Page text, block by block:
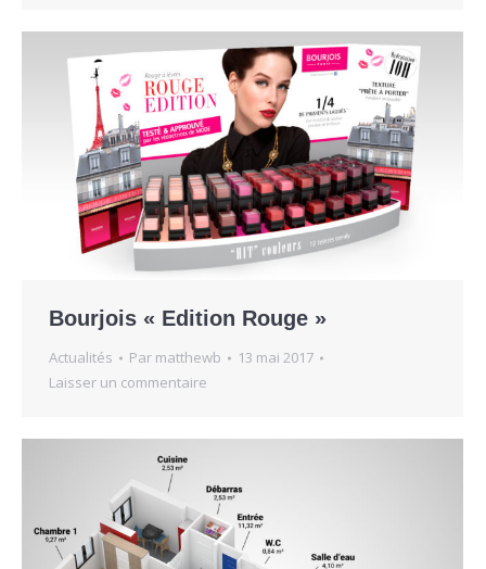
Bourjois « Edition Rouge »
Actualités Par matthewb
13 mai 2017
Laisser un commentaire